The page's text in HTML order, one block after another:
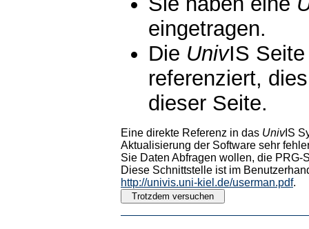
eingetragen.
Die UnivIS
referenziert,
dieser Seite.
Eine direkte Referenz in das UnivIS
Aktualisierung der Software sehr
Sie Daten Abfragen wollen, die PRG-
Diese Schnittstelle ist im
http://univis.uni-kiel.de/userman.pdf.